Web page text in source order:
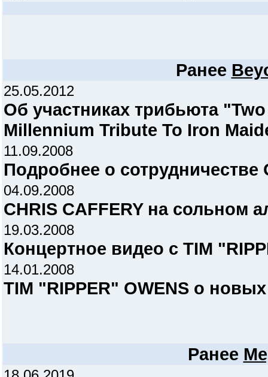
Ранее
25.05.2012
Об участниках трибьюта
Millennium Tribute To Iron
11.09.2008
Подробнее о сотрудничестве
04.09.2008
CHRIS CAFFERY на сольном
19.03.2008
Концертное видео с TIM
14.01.2008
TIM "RIPPER" OWENS о
Ранее